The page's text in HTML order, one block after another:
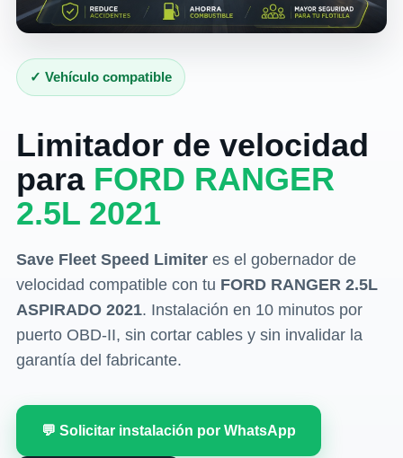
✓ Vehículo compatible
Limitador de velocidad
para FORD RANGER
2.5L 2021
Save Fleet Speed Limiteres el gobernador de
velocidad compatible con tu FORD RANGER 2.5L
ASPIRADO 2021. Instalación en 10 minutos por
puerto OBD-II, sin cortar cables y sin invalidar la
garantía del fabricante.
💬 Solicitar instalación por WhatsApp